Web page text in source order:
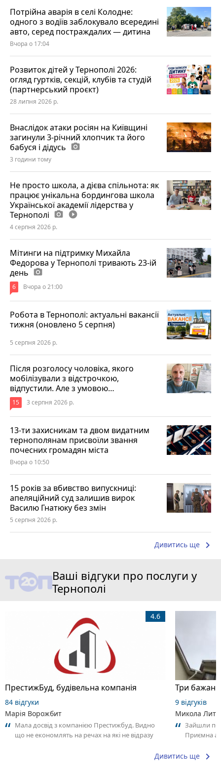
Потрійна аварія в селі Колодне:
одного з водіїв заблокувало всередині
авто, серед постраждалих — дитина
Вчора о 17:04
Розвиток дітей у Тернополі 2026:
огляд гуртків, секцій, клубів та студій
(партнерський проєкт)
28 липня 2026 р.
Внаслідок атаки росіян на Київщині
загинули 3-річний хлопчик та його
бабуся і дідусь photo_camera
3 години тому
Не просто школа, а дієва спільнота: як
працює унікальна бордингова школа
Української академії лідерства у
Тернополі photo_camera play_circle_filled
4 серпня 2026 р.
Мітинги на підтримку Михайла
Федорова у Тернополі тривають 23-ій
день photo_camera
6 Вчора о 21:00
Робота в Тернополі: актуальні вакансії
тижня (оновлено 5 серпня)
5 серпня 2026 р.
Після розголосу чоловіка, якого
мобілізували з відстрочкою,
відпустили. Але з умовою…
15 3 серпня 2026 р.
13-ти захисникам та двом видатним
тернополянам присвоїли звання
почесних громадян міста
Вчора о 10:50
15 років за вбивство випускниці:
апеляційний суд залишив вирок
Василю Гнатюку без змін
5 серпня 2026 р.
Дивитись ще keyboard_arrow_right
Ваші відгуки про послуги у
Тернополі
ПрестижБуд, будівельна компанія
4.6
84 відгуки
Марія Ворожбит
Мала досвід з компанією Престижбуд. Видно
що не економлять на речах на які не відразу
9 відгуків
Микола
Зайшли
Приємна
Дивитись ще keyboard_arrow_right